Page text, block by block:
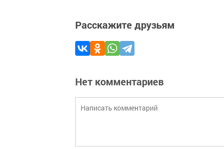
Расскажите друзьям
Нет комментариев